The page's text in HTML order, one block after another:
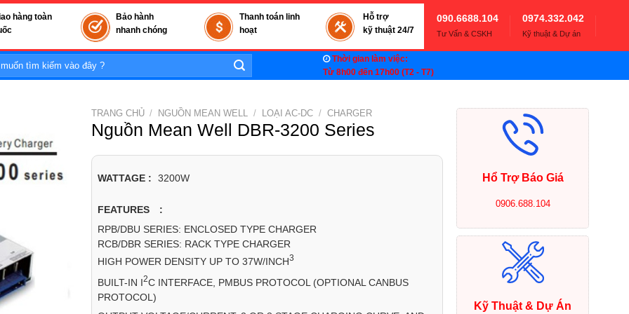
hàng toàn
Bảo hành
nhanh chóng
Thanh toán linh
hoạt
Hỗ trợ
kỹ thuật 24/7
090.6688.104
Tư Vấn & CSKH
0974.332.042
Kỹ thuật & Dự án
Thời gian làm việc:
Từ 8h00 đến 17h00 (T2 - T7)
TRANG CHỦ / NGUỒN MEAN WELL / LOẠI AC-DC / CHARGER
Nguồn Mean Well DBR-3200 Series
WATTAGE : 3200W
FEATURES :
RPB/DBU SERIES: ENCLOSED TYPE CHARGER
RCB/DBR SERIES: RACK TYPE CHARGER
HIGH POWER DENSITY UP TO 37W/INCH3
BUILT-IN I2C INTERFACE, PMBUS PROTOCOL (OPTIONAL CANBUS
PROTOCOL)
Hổ Trợ Báo Giá
0906.688.104
Kỹ Thuật & Dự Án